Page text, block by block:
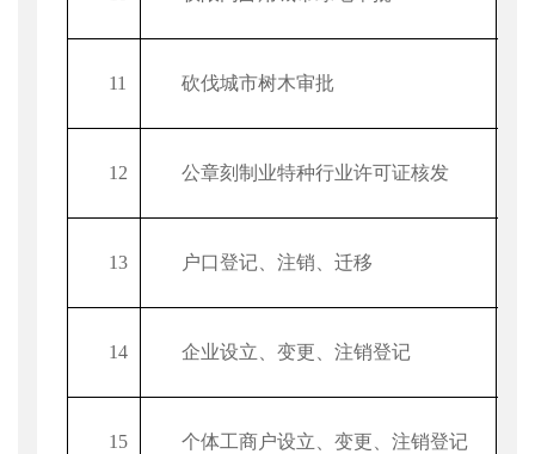
11 砍伐城市树木审批
12 公章刻制业特种行业许可证核发
13 户口登记、注销、迁移
14 企业设立、变更、注销登记
15 个体工商户设立、变更、注销登记